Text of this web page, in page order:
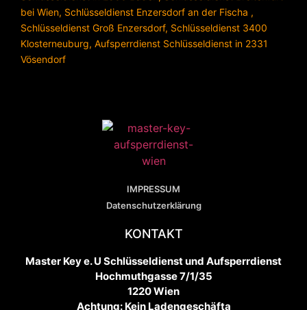
bei Wien, Schlüsseldienst Enzersdorf an der Fischa ,
Schlüsseldienst Groß Enzersdorf, Schlüsseldienst 3400
Klosterneuburg, Aufsperrdienst Schlüsseldienst in 2331
Vösendorf
IMPRESSUM
Datenschutzerklärung
KONTAKT
Master Key e. U Schlüsseldienst und Aufsperrdienst
Hochmuthgasse 7/1/35
1220 Wien
Achtung: Kein Ladengeschäfta